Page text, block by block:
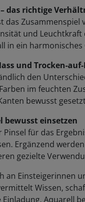
das richtige
das
und Leuchtkraft
in ein harmonisches
und Trocken-auf-
den
im feuchten
bewusst
einsetzen
Pinsel für das
Ergänzend
gezielte
an Einsteigerinnen
Wissen,
Aquarell